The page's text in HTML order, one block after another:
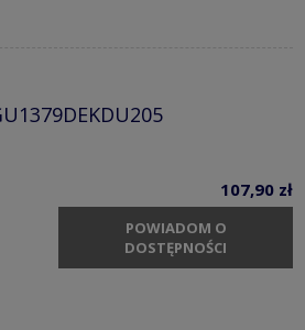
107,90 zł
POWIADOM O
DOSTĘPNOŚCI